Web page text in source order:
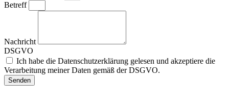
Betreff
Nachricht
DSGVO
Ich habe die Datenschutzerklärung gelesen und akzeptiere die
Verarbeitung meiner Daten gemäß der DSGVO.
Senden